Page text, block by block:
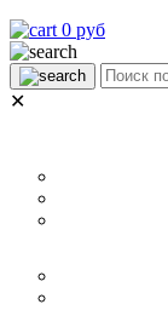
0 руб
✕